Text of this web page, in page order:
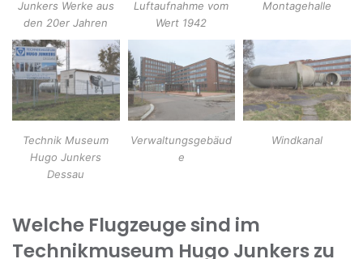
Junkers Werke aus
den 20er Jahren
Luftaufnahme vom
Wert 1942
Montagehalle
Technik Museum
Hugo Junkers
Dessau
Verwaltungsgebäud
e
Windkanal
Welche Flugzeuge sind im
Technikmuseum Hugo Junkers zu